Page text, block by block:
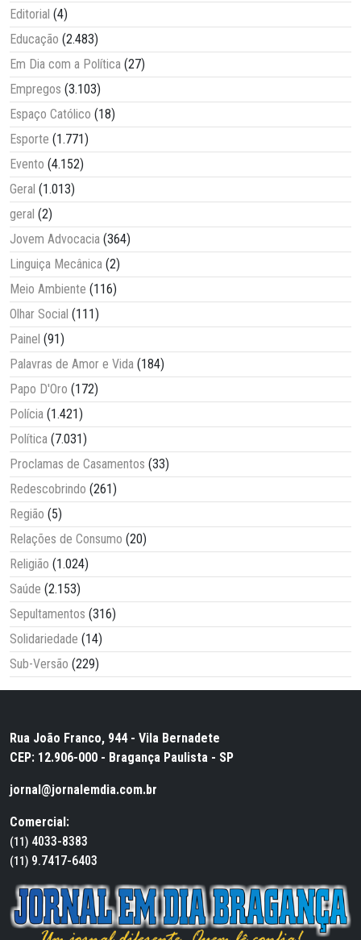
Editorial (4)
Educação (2.483)
Em Dia com a Política (27)
Empregos (3.103)
Espaço Católico (18)
Esporte (1.771)
Evento (4.152)
Geral (1.013)
geral (2)
Jovem Advocacia (364)
Linguiça Mecânica (2)
Meio Ambiente (116)
Olhar Social (111)
Painel (91)
Palavras de Amor e Vida (184)
Papo D'Oro (172)
Polícia (1.421)
Política (7.031)
Proclamas de Casamentos (33)
Redescobrindo (261)
Região (5)
Relações de Consumo (20)
Religião (1.024)
Saúde (2.153)
Sepultamentos (316)
Solidariedade (14)
Sub-Versão (229)
Rua João Franco, 944 - Vila Bernadete
CEP: 12.906-000 - Bragança Paulista - SP
jornal@jornalemdia.com.br
Comercial:
(11) 4033-8383
(11) 9.7417-6403